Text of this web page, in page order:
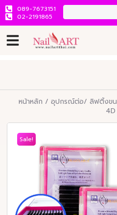
089-7673151
02-2191865
หน้าหลัก / อุปกรณ์ต่อ/ ลิฟติ้งขน
Sale!